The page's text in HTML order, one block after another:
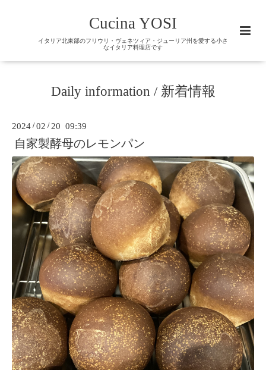
Cucina YOSI
イタリア北東部のフリウリ・ヴェネツィア・ジューリア州を愛する小さ
なイタリア料理店です
Daily information / 新着情報
2024 /02 / 20 09:39
自家製酵母のレモンパン